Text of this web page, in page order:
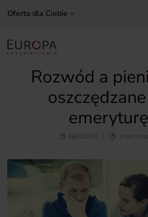
Oferta dla Ciebie
Rozwód a
emeryturę
26/02/2015 4 min.